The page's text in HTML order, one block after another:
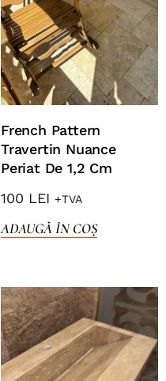
French Pattern
Travertin Nuance
Periat De 1,2 Cm
100 LEI +TVA
ADAUGĂ ÎN COȘ